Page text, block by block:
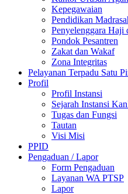
Kepegawaian
Pendidikan
Penyelenggara Haji
Pondok Pesantren
Zakat dan Wakaf
Zona Integritas
Pelayanan Terpadu Satu
Profil
Profil Instansi
Sejarah Instansi
Tugas dan Fungsi
Tautan
Visi Misi
PPID
Pengaduan / Lapor
Form Pengaduan
Layanan WA PTSP
Lapor